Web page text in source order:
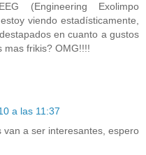
(Engineering Exolimpo
viendo estadísticamente,
en cuanto a gustos
mas frikis? OMG!!!!
a las 11:37
a ser interesantes, espero